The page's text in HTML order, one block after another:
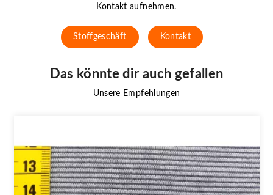
Kontakt aufnehmen.
Stoffgeschäft Kontakt
Das könnte dir auch gefallen
Unsere Empfehlungen